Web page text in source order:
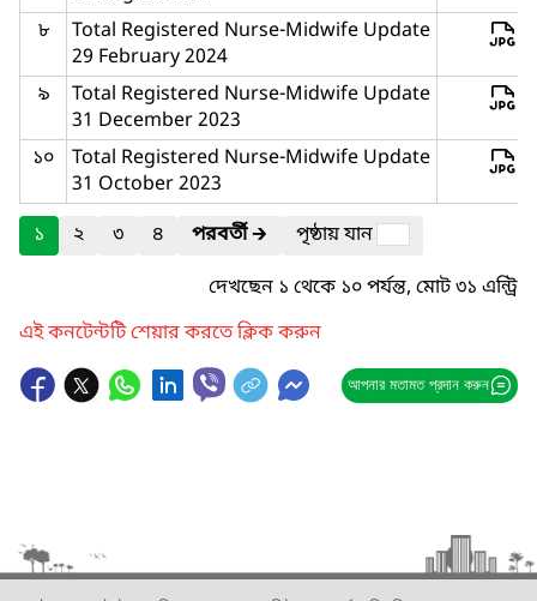
৮
Total Registered Nurse-Midwife Update
29 February 2024
৯
Total Registered Nurse-Midwife Update
31 December 2023
১০
Total Registered Nurse-Midwife Update
31 October 2023
১
২ ৩ ৪ পরবর্তী🡲
পৃষ্ঠায় যান
দেখছেন ১ থেকে ১০ পর্যন্ত, মোট ৩১ এন্ট্রি
এই কনটেন্টটি শেয়ার করতে ক্লিক করুন
আপনার মতামত প্রদান করুন